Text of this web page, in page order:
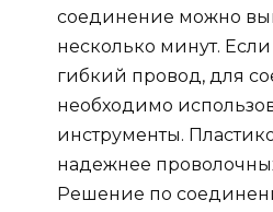
соединение можно
несколько минут. Если
гибкий провод, для
необходимо
инструменты.
надежнее
Решение по